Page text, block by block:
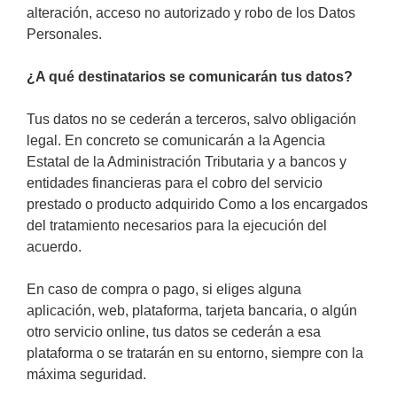
alteración, acceso no autorizado y robo de los Datos
Personales.
¿A qué destinatarios se comunicarán tus datos?
Tus datos no se cederán a terceros, salvo obligación
legal. En concreto se comunicarán a la Agencia
Estatal de la Administración Tributaria y a bancos y
entidades financieras para el cobro del servicio
prestado o producto adquirido Como a los encargados
del tratamiento necesarios para la ejecución del
acuerdo.
En caso de compra o pago, si eliges alguna
aplicación, web, plataforma, tarjeta bancaria, o algún
otro servicio online, tus datos se cederán a esa
plataforma o se tratarán en su entorno, siempre con la
máxima seguridad.